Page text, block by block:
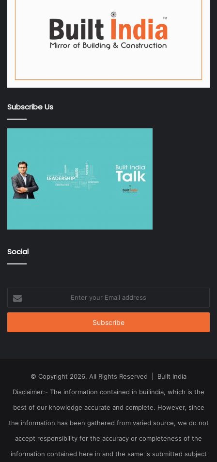
Subscribe Us
Social
your
Email
© Copyright 2026, All Rights Reserved | Built India
Disclaimer:- The information contained in builindia, which is the
best of our knowledge accurate and complete. However, since
the information has been gathered from varied source, we do not
accept responsibility for the accuracy or completeness of the
information contained here in and the same is submitted subject